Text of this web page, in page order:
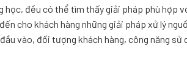
học, đều có thể tìm thấy giải pháp phù hợp
cho khách hàng những giải pháp xử lý
vào, đối tượng khách hàng, công năng sử